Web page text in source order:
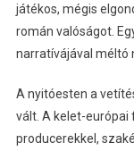
játékos, mégis
román valóságot.
narratívájával méltó
A nyitóesten a
vált. A kelet-
producerekkel,